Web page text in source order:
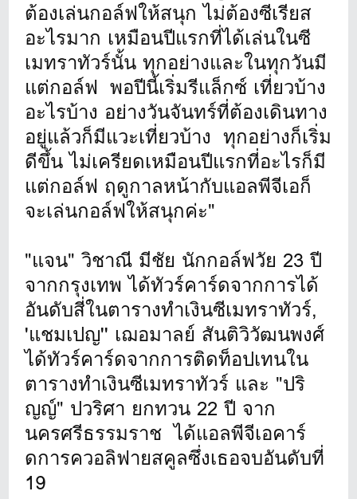
ต้องเล่นกอล์ฟให้สนุก ไม่ต้องซีเรียส
อะไรมาก เหมือนปีแรกที่ได้เล่นในซี
เมทราทัวร์นั้น ทุกอย่างและในทุกวันมี
แต่กอล์ฟ พอปีนี้เริ่มรีแล็กซ์ เที่ยวบ้าง
อะไรบ้าง อย่างวันจันทร์ที่ต้องเดินทาง
อยู่แล้วก็มีแวะเที่ยวบ้าง ทุกอย่างก็เริ่ม
ดีขึ้น ไม่เครียดเหมือนปีแรกที่อะไรก็มี
แต่กอล์ฟ ฤดูกาลหน้ากับแอลพีจีเอก็
จะเล่นกอล์ฟให้สนุกค่ะ"
"แจน" วิชาณี มีชัย นักกอล์ฟวัย 23 ปี
จากกรุงเทพ ได้ทัวร์คาร์ดจากการได้
อันดับสี่ในตารางทำเงินซีเมทราทัวร์,
'แชมเปญ'' เฌอมาลย์ สันติวิวัฒนพงศ์
ได้ทัวร์คาร์ดจากการติดท็อปเทนใน
ตารางทำเงินซีเมทราทัวร์ และ "ปริ
ญญ์" ปวริศา ยกทวน 22 ปี จาก
นครศรีธรรมราช ได้แอลพีจีเอคาร์
ดการควอลิฟายสคูลซึ่งเธอจบอันดับที่
19